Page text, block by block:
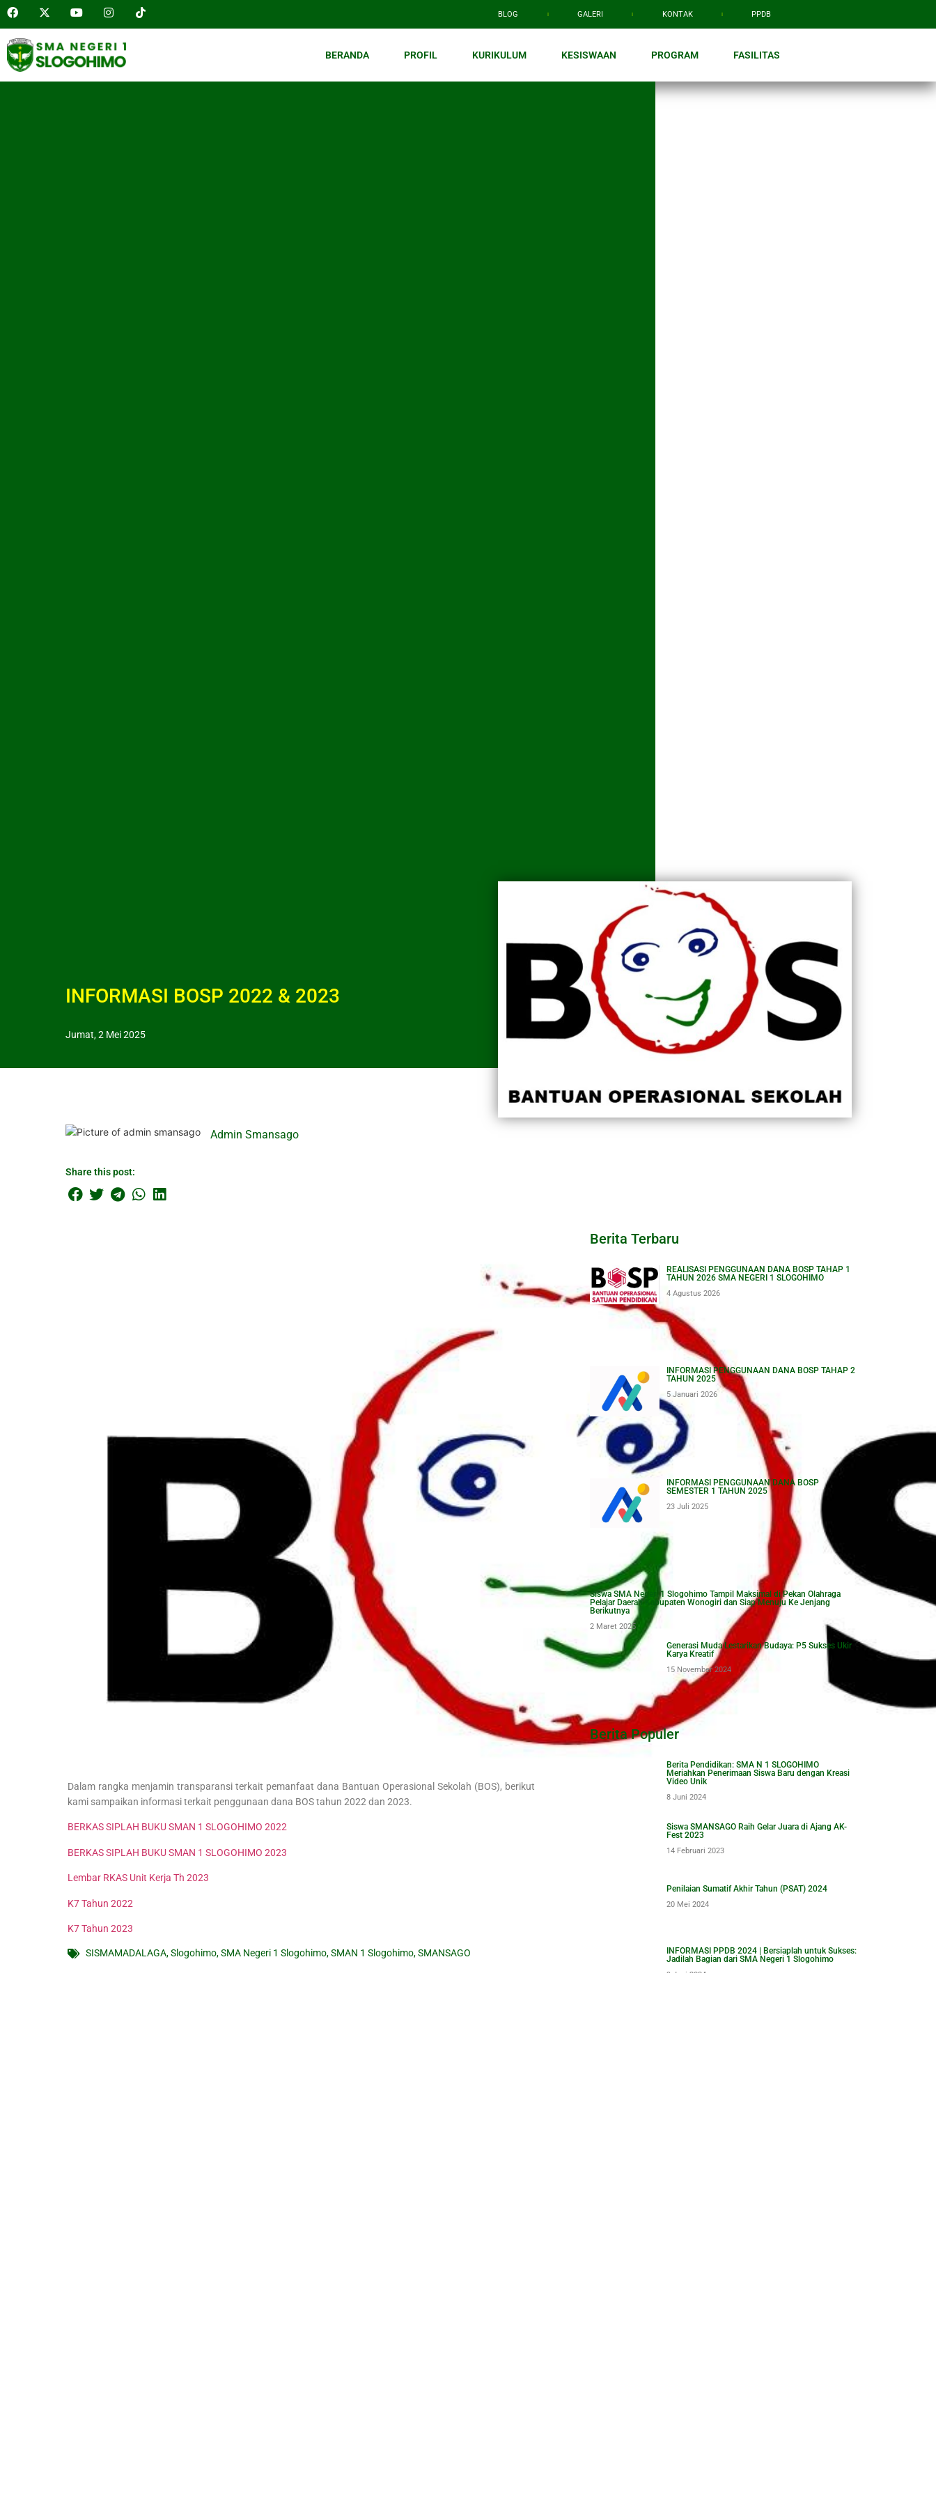
BLOG GALERI KONTAK PPDB
BERANDA PROFIL KURIKULUM KESISWAAN PROGRAM FASILITAS
INFORMASI BOSP 2022 & 2023
Jumat, 2 Mei 2025
Admin Smansago
Share this post:
Dalam rangka menjamin transparansi terkait pemanfaat dana Bantuan Operasional Sekolah (BOS), berikut
kami sampaikan informasi terkait penggunaan dana BOS tahun 2022 dan 2023.
BERKAS SIPLAH BUKU SMAN 1 SLOGOHIMO 2022
BERKAS SIPLAH BUKU SMAN 1 SLOGOHIMO 2023
Lembar RKAS Unit Kerja Th 2023
K7 Tahun 2022
K7 Tahun 2023
SISMAMADALAGA,Slogohimo,SMA Negeri 1 Slogohimo,SMAN 1 Slogohimo,SMANSAGO
Berita Terbaru
REALISASI PENGGUNAAN DANA BOSP TAHAP 1
TAHUN 2026 SMA NEGERI 1 SLOGOHIMO
4 Agustus 2026
INFORMASI PENGGUNAAN DANA BOSP TAHAP 2
TAHUN 2025
5 Januari 2026
INFORMASI PENGGUNAAN DANA BOSP
SEMESTER 1 TAHUN 2025
23 Juli 2025
Siswa SMA Negeri 1 Slogohimo Tampil Maksimal di Pekan Olahraga
Pelajar Daerah Kabupaten Wonogiri dan Siap Menuju Ke Jenjang
Berikutnya
2 Maret 2025
Generasi Muda Lestarikan Budaya: P5 Sukses Ukir
Karya Kreatif
15 November 2024
Berita Populer
Berita Pendidikan: SMA N 1 SLOGOHIMO
Meriahkan Penerimaan Siswa Baru dengan Kreasi
Video Unik
8 Juni 2024
Siswa SMANSAGO Raih Gelar Juara di Ajang AK-
Fest 2023
14 Februari 2023
Penilaian Sumatif Akhir Tahun (PSAT) 2024
20 Mei 2024
INFORMASI PPDB 2024 | Bersiaplah untuk Sukses:
Jadilah Bagian dari SMA Negeri 1 Slogohimo
9 Juni 2024